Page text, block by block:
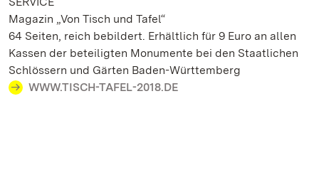
Magazin „Von Tisch und Tafel“
64 Seiten, reich bebildert. Erhältlich für 9 Euro an allen
Kassen der beteiligten Monumente bei den Staatlichen
Schlössern und Gärten Baden-Württemberg
WWW.TISCH-TAFEL-2018.DE